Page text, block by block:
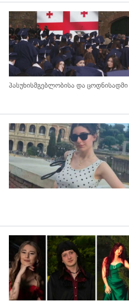
პასუხისმგებლობისა და ცოდნისადმი